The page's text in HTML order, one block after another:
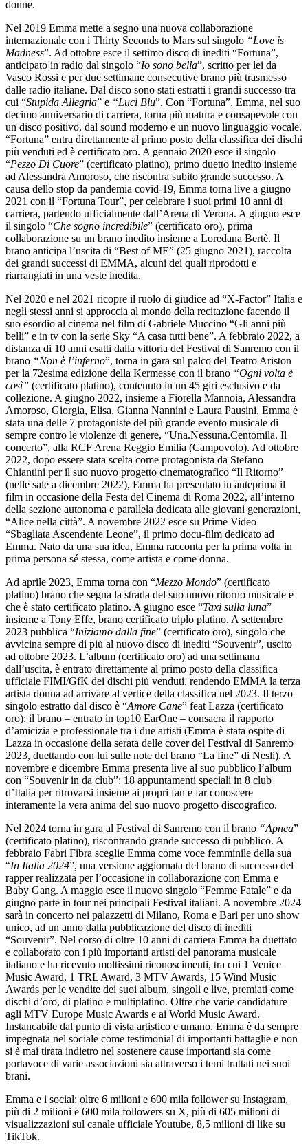
donne.
Nel 2019 Emma mette a segno una nuova collaborazione
internazionale con i Thirty Seconds to Mars sul singolo “Love is
Madness”. Ad ottobre esce il settimo disco di inediti “Fortuna”,
anticipato in radio dal singolo “Io sono bella”, scritto per lei da
Vasco Rossi e per due settimane consecutive brano più trasmesso
dalle radio italiane. Dal disco sono stati estratti i grandi successo tra
cui “Stupida Allegria” e “Luci Blu”. Con “Fortuna”, Emma, nel suo
decimo anniversario di carriera, torna più matura e consapevole con
un disco positivo, dal sound moderno e un nuovo linguaggio vocale.
“Fortuna” entra direttamente al primo posto della classifica dei dischi
più venduti ed è certificato oro. A gennaio 2020 esce il singolo
“Pezzo Di Cuore” (certificato platino), primo duetto inedito insieme
ad Alessandra Amoroso, che riscontra subito grande successo. A
causa dello stop da pandemia covid-19, Emma torna live a giugno
2021 con il “Fortuna Tour”, per celebrare i suoi primi 10 anni di
carriera, partendo ufficialmente dall’Arena di Verona. A giugno esce
il singolo “Che sogno incredibile” (certificato oro), prima
collaborazione su un brano inedito insieme a Loredana Bertè. Il
brano anticipa l’uscita di “Best of ME” (25 giugno 2021), raccolta
dei grandi successi di EMMA, alcuni dei quali riprodotti e
riarrangiati in una veste inedita.
Nel 2020 e nel 2021 ricopre il ruolo di giudice ad “X-Factor” Italia e
negli stessi anni si approccia al mondo della recitazione facendo il
suo esordio al cinema nel film di Gabriele Muccino “Gli anni più
belli” e in tv con la serie Sky “A casa tutti bene”. A febbraio 2022, a
distanza di 10 anni esatti dalla vittoria del Festival di Sanremo con il
brano “Non è l’inferno”, torna in gara sul palco del Teatro Ariston
per la 72esima edizione della Kermesse con il brano “Ogni volta è
così” (certificato platino), contenuto in un 45 giri esclusivo e da
collezione. A giugno 2022, insieme a Fiorella Mannoia, Alessandra
Amoroso, Giorgia, Elisa, Gianna Nannini e Laura Pausini, Emma è
stata una delle 7 protagoniste del più grande evento musicale di
sempre contro le violenze di genere, “Una.Nessuna.Centomila. Il
concerto”, alla RCF Arena Reggio Emilia (Campovolo). Ad ottobre
2022, dopo essere stata scelta come protagonista da Stefano
Chiantini per il suo nuovo progetto cinematografico “Il Ritorno”
(nelle sale a dicembre 2022), Emma ha presentato in anteprima il
film in occasione della Festa del Cinema di Roma 2022, all’interno
della sezione autonoma e parallela dedicata alle giovani generazioni,
“Alice nella città”. A novembre 2022 esce su Prime Video
“Sbagliata Ascendente Leone”, il primo docu-film dedicato ad
Emma. Nato da una sua idea, Emma racconta per la prima volta in
prima persona sé stessa, come artista e come donna.
Ad aprile 2023, Emma torna con “Mezzo Mondo” (certificato
platino) brano che segna la strada del suo nuovo ritorno musicale e
che è stato certificato platino. A giugno esce “Taxi sulla luna”
insieme a Tony Effe, brano certificato triplo platino. A settembre
2023 pubblica “Iniziamo dalla fine” (certificato oro), singolo che
avvicina sempre di più al nuovo disco di inediti “Souvenir”, uscito
ad ottobre 2023. L’album (certificato oro) ad una settimana
dall’uscita, è entrato direttamente al primo posto della classifica
ufficiale FIMI/GfK dei dischi più venduti, rendendo EMMA la terza
artista donna ad arrivare al vertice della classifica nel 2023. Il terzo
singolo estratto dal disco è “Amore Cane” feat Lazza (certificato
oro): il brano – entrato in top10 EarOne – consacra il rapporto
d’amicizia e professionale tra i due artisti (Emma è stata ospite di
Lazza in occasione della serata delle cover del Festival di Sanremo
2023, duettando con lui sulle note del brano “La fine” di Nesli). A
novembre e dicembre Emma presenta live al suo pubblico l’album
con “Souvenir in da club”: 18 appuntamenti speciali in 8 club
d’Italia per ritrovarsi insieme ai propri fan e far conoscere
interamente la vera anima del suo nuovo progetto discografico.
Nel 2024 torna in gara al Festival di Sanremo con il brano “Apnea”
(certificato platino), riscontrando grande successo di pubblico. A
febbraio Fabri Fibra sceglie Emma come voce femminile della sua
“In Italia 2024”, una versione aggiornata del brano di successo del
rapper realizzata per l’occasione in collaborazione con Emma e
Baby Gang. A maggio esce il nuovo singolo “Femme Fatale” e da
giugno parte in tour nei principali Festival italiani. A novembre 2024
sarà in concerto nei palazzetti di Milano, Roma e Bari per uno show
unico, ad un anno dalla pubblicazione del disco di inediti
“Souvenir”. Nel corso di oltre 10 anni di carriera Emma ha duettato
e collaborato con i più importanti artisti del panorama musicale
italiano e ha ricevuto moltissimi riconoscimenti, tra cui 1 Venice
Music Award, 1 TRL Award, 3 MTV Awards, 15 Wind Music
Awards per le vendite dei suoi album, singoli e live, premiati come
dischi d’oro, di platino e multiplatino. Oltre che varie candidature
agli MTV Europe Music Awards e ai World Music Award.
Instancabile dal punto di vista artistico e umano, Emma è da sempre
impegnata nel sociale come testimonial di importanti battaglie e non
si è mai tirata indietro nel sostenere cause importanti sia come
portavoce di varie associazioni sia attraverso i temi trattati nei suoi
brani.
Emma e i social: oltre 6 milioni e 600 mila follower su Instagram,
più di 2 milioni e 600 mila followers su X, più di 605 milioni di
visualizzazioni sul canale ufficiale Youtube, 8,5 milioni di like su
TikTok.